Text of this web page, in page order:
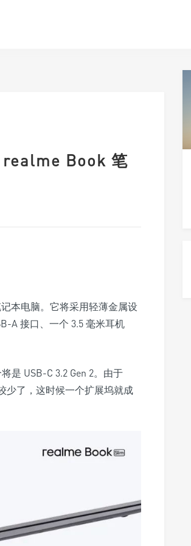
realme Book 笔
本电脑。它将采用轻薄金属设
A 接口、一个 3.5 毫米耳机
是 USB-C 3.2 Gen 2。由于
少了，这时候一个扩展坞就成